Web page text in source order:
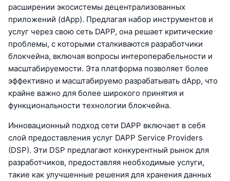
расширении экосистемы децентрализованных
приложений (dApp). Предлагая набор инструментов и
услуг через свою сеть DAPP, она решает критические
проблемы, с которыми сталкиваются разработчики
блокчейна, включая вопросы интероперабельности и
масштабируемости. Эта платформа позволяет более
эффективно и масштабируемо разрабатывать dApp, что
крайне важно для более широкого принятия и
функциональности технологии блокчейна.
Инновационный подход сети DAPP включает в себя
слой предоставления услуг DAPP Service Providers
(DSP). Эти DSP предлагают конкурентный рынок для
разработчиков, предоставляя необходимые услуги,
такие как улучшенные решения для хранения данных